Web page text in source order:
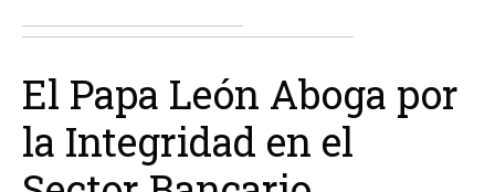
El Papa León Aboga por
la Integridad en el